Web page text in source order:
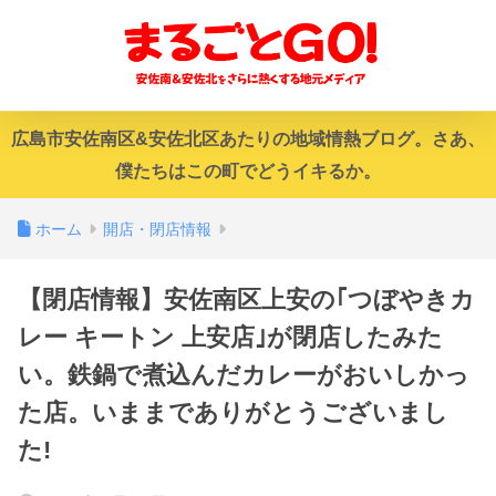
広島市安佐南区&安佐北区あたりの地域情熱ブログ。さあ、
僕たちはこの町でどうイキるか。
ホーム 開店・閉店情報
【閉店情報】安佐南区上安の｢つぼやきカ
レー キートン 上安店｣が閉店したみた
い。鉄鍋で煮込んだカレーがおいしかっ
た店。いままでありがとうございまし
た!